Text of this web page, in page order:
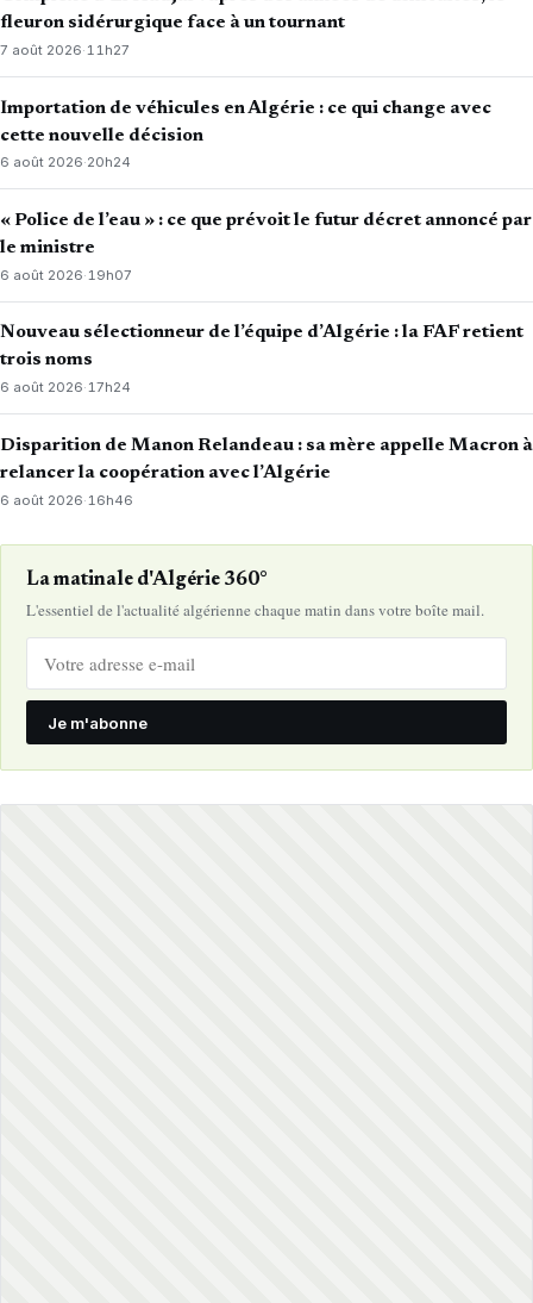
fleuron sidérurgique face à un tournant
7 août 2026·11h27
Importation de véhicules en Algérie : ce qui change avec
cette nouvelle décision
6 août 2026·20h24
« Police de l’eau » : ce que prévoit le futur décret annoncé par
le ministre
6 août 2026·19h07
Nouveau sélectionneur de l’équipe d’Algérie : la FAF retient
trois noms
6 août 2026·17h24
Disparition de Manon Relandeau : sa mère appelle Macron à
relancer la coopération avec l’Algérie
6 août 2026· 16h46
La matinale d'Algérie 360°
L'essentiel de l'actualité algérienne chaque matin dans votre boîte mail.
Je m'abonne